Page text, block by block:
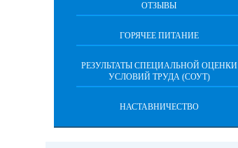
ОТЗЫВЫ
ГОРЯЧЕЕ ПИТАНИЕ
РЕЗУЛЬТАТЫ СПЕЦИАЛЬНОЙ ОЦЕНКИ
УСЛОВИЙ ТРУДА (СОУТ)
НАСТАВНИЧЕСТВО